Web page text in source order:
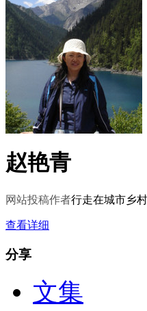
赵艳青
网站投稿作者行走在城市乡
查看详细
分享
文集